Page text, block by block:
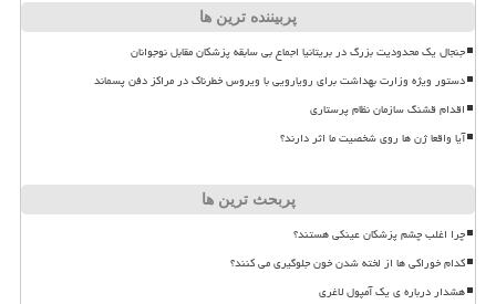
پربیننده ترین ها
جنجال یک محدودیت بزرگ در بریتانیا اجماع بی سابقه پزشکان مقابل نوجوانان
دستور ویژه وزارت بهداشت برای رویارویی با ویروس خطرناک در مراکز دفن پسماند
اقدام قشنگ سازمان نظام پرستاری
آیا واقعا ژن ها روی شخصیت ما اثر دارند؟
پربحث ترین ها
چرا اغلب چشم پزشکان عینکی هستند؟
کدام خوراکی ها از لخته شدن خون جلوگیری می کنند؟
هشدار درباره ی یک آمپول لاغری